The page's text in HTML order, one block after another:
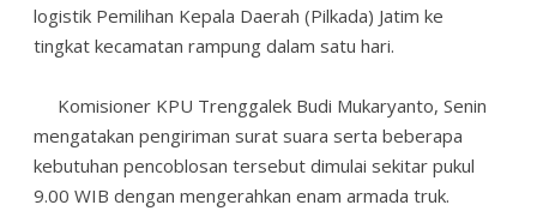
logistik Pemilihan Kepala Daerah (Pilkada) Jatim ke
tingkat kecamatan rampung dalam satu hari.
Komisioner KPU Trenggalek Budi Mukaryanto, Senin
mengatakan pengiriman surat suara serta beberapa
kebutuhan pencoblosan tersebut dimulai sekitar pukul
9.00 WIB dengan mengerahkan enam armada truk.